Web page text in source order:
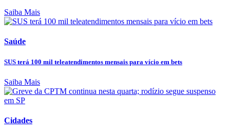
Saiba Mais
Saúde
SUS terá 100 mil teleatendimentos mensais para vício em bets
Saiba Mais
Cidades